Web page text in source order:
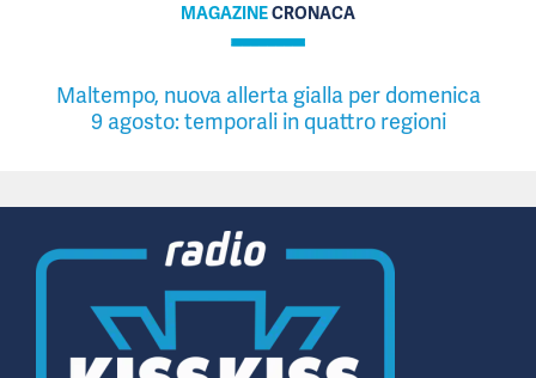
MAGAZINECRONACA
Maltempo, nuova allerta gialla per domenica
9 agosto: temporali in quattro regioni